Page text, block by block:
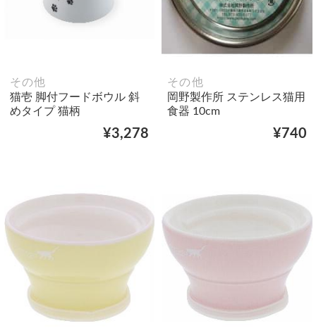
その他
猫壱 脚付フードボウル 斜
めタイプ 猫柄
¥3,278
その他
岡野製作所 ステンレス猫用
食器 10cm
¥740